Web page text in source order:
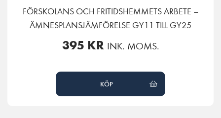
FÖRSKOLANS OCH FRITIDSHEMMETS ARBETE –
ÄMNESPLANSJÄMFÖRELSE GY11 TILL GY25
395 KR INK. MOMS.
KÖP